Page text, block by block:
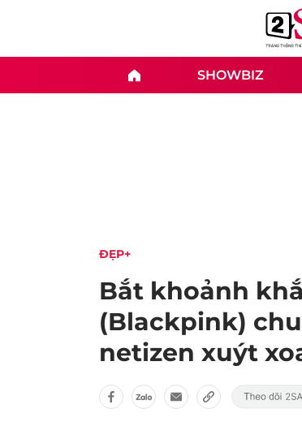
SHOWBIZ
ĐẸP+
Bắt khoảnh
(Blackpink)
netizen xuýt